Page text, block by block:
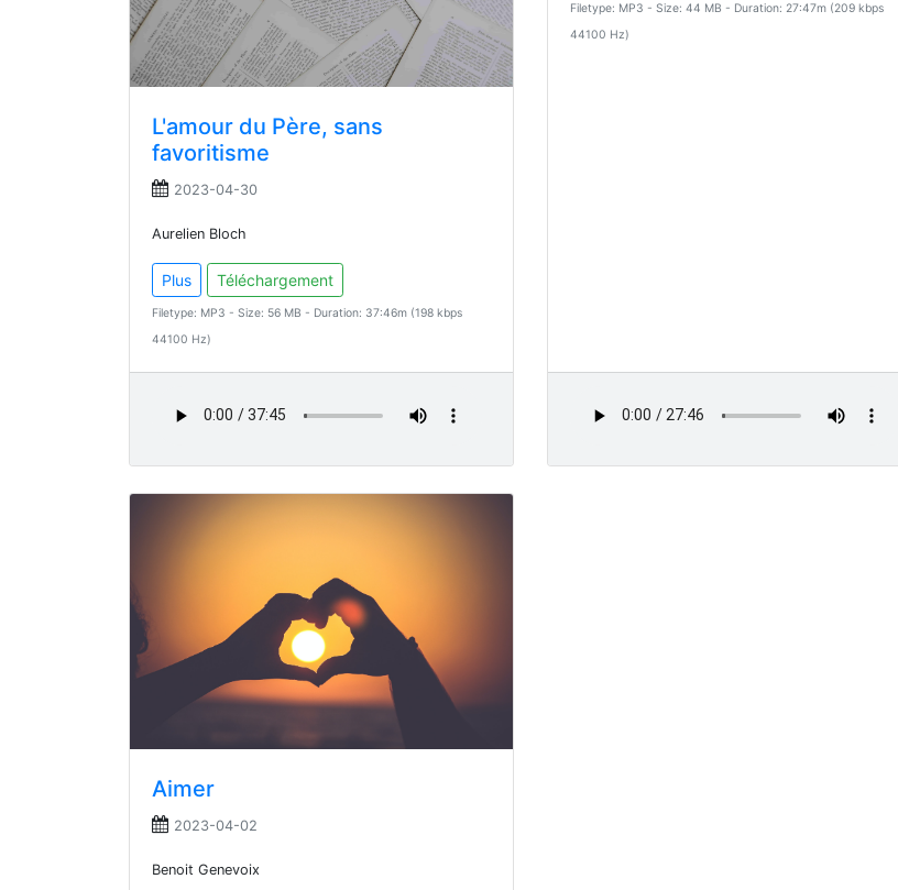
L'amour du Père, sans
favoritisme
2023-04-30
Aurelien Bloch
Plus Téléchargement
Filetype: MP3 - Size: 56 MB - Duration: 37:46m (198 kbps
44100 Hz)
Filetype: MP3 - Size: 44 MB - Duration: 27:47m (209 kbps
44100 Hz)
Aimer
2023-04-02
Benoit Genevoix